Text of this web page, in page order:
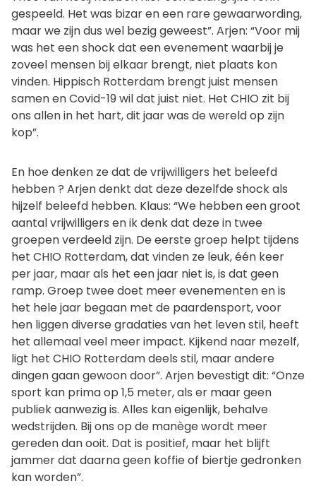
gespeeld. Het was bizar en een rare gewaarwording,
maar we zijn dus wel bezig geweest”. Arjen: “Voor mij
was het een shock dat een evenement waarbij je
zoveel mensen bij elkaar brengt, niet plaats kon
vinden. Hippisch Rotterdam brengt juist mensen
samen en Covid-19 wil dat juist niet. Het CHIO zit bij
ons allen in het hart, dit jaar was de wereld op zijn
kop”.
En hoe denken ze dat de vrijwilligers het beleefd
hebben ? Arjen denkt dat deze dezelfde shock als
hijzelf beleefd hebben. Klaus: “We hebben een groot
aantal vrijwilligers en ik denk dat deze in twee
groepen verdeeld zijn. De eerste groep helpt tijdens
het CHIO Rotterdam, dat vinden ze leuk, één keer
per jaar, maar als het een jaar niet is, is dat geen
ramp. Groep twee doet meer evenementen en is
het hele jaar begaan met de paardensport, voor
hen liggen diverse gradaties van het leven stil, heeft
het allemaal veel meer impact. Kijkend naar mezelf,
ligt het CHIO Rotterdam deels stil, maar andere
dingen gaan gewoon door”. Arjen bevestigt dit: “Onze
sport kan prima op 1,5 meter, als er maar geen
publiek aanwezig is. Alles kan eigenlijk, behalve
wedstrijden. Bij ons op de manège wordt meer
gereden dan ooit. Dat is positief, maar het blijft
jammer dat daarna geen koffie of biertje gedronken
kan worden”.